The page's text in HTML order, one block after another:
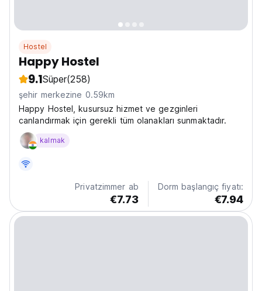
Hostel
Happy Hostel
9.1Süper(258)
şehir merkezine 0.59km
Happy Hostel, kusursuz hizmet ve gezginleri
canlandırmak için gerekli tüm olanakları sunmaktadır.
kalmak
Privatzimmer ab
€7.73
Dorm başlangıç fiyatı:
€7.94